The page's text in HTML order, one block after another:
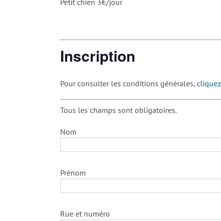
Inscription
Pour consulter les conditions générales,
Tous les champs sont obligatoires.
Nom
Prénom
Rue et numéro